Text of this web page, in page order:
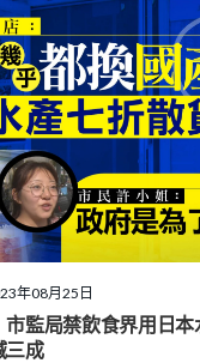
年08月25日
市監局禁飲食界用日
三成